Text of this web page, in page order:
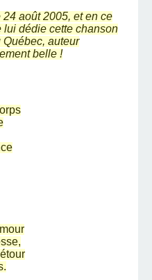
août 2005, et en ce
lui dédie cette chanson
Québec, auteur
belle !